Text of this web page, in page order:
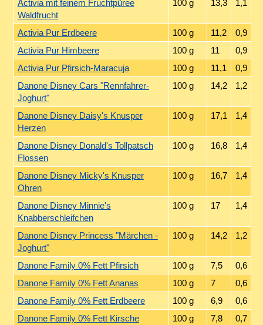
Activia mit feinem Fruchtpüree
Waldfrucht
100 g 13,3 1,1
Activia Pur Erdbeere 100 g 11,2
0,9
Activia Pur Himbeere
100 g 11
0,9
Activia Pur Pfirsich-Maracuja
100 g 11,1
0,9
Danone Disney Cars "Rennfahrer-
Joghurt"
100 g 14,2 1,2
Danone Disney Daisy's Knusper
Herzen
100 g 17,1 1,4
Danone Disney Donald's Tollpatsch
Flossen
100 g 16,8 1,4
Danone Disney Micky's Knusper
Ohren
100 g 16,7 1,4
Danone Disney Minnie's
Knabberschleifchen
100 g 17 1,4
Danone Disney Princess "Märchen -
Joghurt"
100 g 14,2 1,2
Danone Family 0% Fett Pfirsich 100 g 7,5
0,6
Danone Family 0% Fett Ananas
100 g 7
0,6
Danone Family 0% Fett Erdbeere
100 g 6,9
0,6
Danone Family 0% Fett Kirsche
100 g 7,8
0,7